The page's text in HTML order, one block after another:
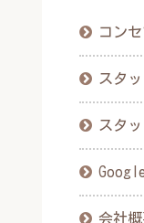
コン
スタ
スタ
会社